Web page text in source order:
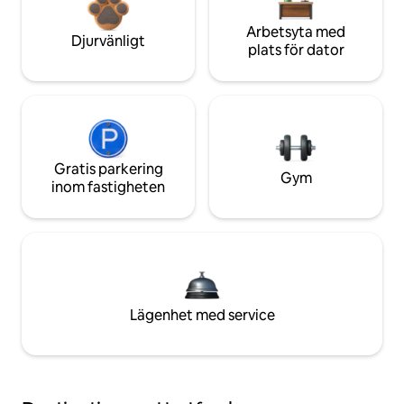
Djurvänligt
Arbetsyta med
plats för dator
Gratis parkering
inom fastigheten
Gym
Lägenhet med service